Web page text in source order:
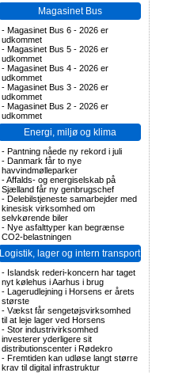
Magasinet Bus
- Magasinet Bus 6 - 2026 er
udkommet
- Magasinet Bus 5 - 2026 er
udkommet
- Magasinet Bus 4 - 2026 er
udkommet
- Magasinet Bus 3 - 2026 er
udkommet
- Magasinet Bus 2 - 2026 er
udkommet
Energi, miljø og klima
- Pantning nåede ny rekord i juli
- Danmark får to nye
havvindmølleparker
-Affalds- og energiselskab på
Sjælland får ny genbrugschef
- Delebilstjeneste samarbejder med
kinesisk virksomhed om
selvkørende biler
- Nye asfalttyper kan begrænse
CO2-belastningen
Logistik, lager og intern transport
- Islandsk rederi-koncern har taget
nyt kølehus i Aarhus i brug
- Lagerudlejning i Horsens er årets
største
- Vækst får sengetøjsvirksomhed
til at leje lager ved Horsens
- Stor industrivirksomhed
investerer yderligere sit
distributionscenter i Rødekro
- Fremtiden kan udløse langt større
krav til digital infrastruktur